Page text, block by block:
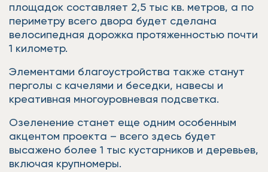
площадок составляет 2,5 тыс кв. метров, а по
периметру всего двора будет сделана
велосипедная дорожка протяженностью почти
1 километр.
Элементами благоустройства также станут
перголы с качелями и беседки, навесы и
креативная многоуровневая подсветка.
Озеленение станет еще одним особенным
акцентом проекта – всего здесь будет
высажено более 1 тыс кустарников и деревьев,
включая крупномеры.